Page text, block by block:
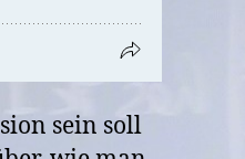
sein soll